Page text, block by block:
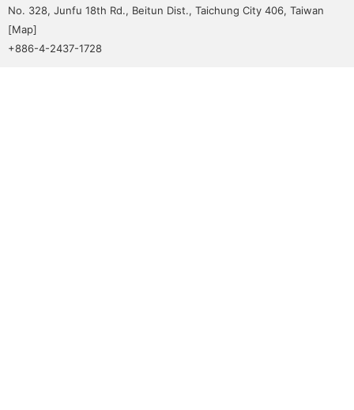
No. 328, Junfu 18th Rd., Beitun Dist., Taichung City 406, Taiwan
[Map]
+886-4-2437-1728